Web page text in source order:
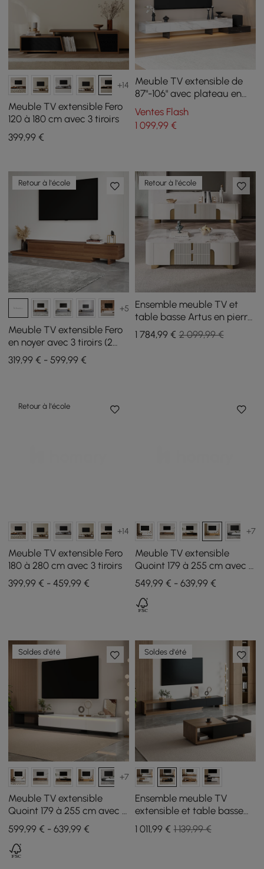
+14
Meuble TV extensible Fero
120 à 180 cm avec 3 tiroirs
399,99 €
Meuble TV extensible de
87"-106" avec plateau en
pierre frittée et 5 tiroirs
Ventes Flash
1 099,99€
Retour à l'école
+5
Meuble TV extensible Fero
en noyer avec 3 tiroirs (2
000 mm à 3 600 mm)
319,99 € - 599,99 €
Retour à l'école
Ensemble meuble TV et
table basse Artus en pierre
frittée
1 784,99€ 2 099,99 €
Retour à l'école
+14
Meuble TV extensible Fero
180 à 280 cm avec 3 tiroirs
399,99 € - 459,99 €
+7
Meuble TV extensible
Quoint 179 à 255 cm avec 3
tiroirs et éclairage LED
549,99 € - 639,99 €
Soldes d'été
+7
Meuble TV extensible
Quoint 179 à 255 cm avec 3
tiroirs et éclairage LED
599,99 € - 639,99 €
Soldes d'été
Ensemble meuble TV
extensible et table basse
Quoint
1 011,99€ 1 139,99 €